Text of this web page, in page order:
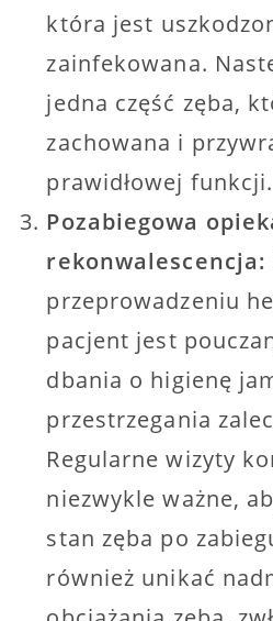
która jest
zainfekowana.
jedna część zęba,
zachowana i
prawidłowej funkcji.
Pozabiegowa
rekonwalescencja:
przeprowadzeniu
pacjent jest
dbania o higienę
przestrzegania
Regularne wizyty
niezwykle ważne,
stan zęba po
również unikać